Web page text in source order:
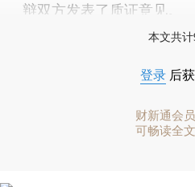
辩双方发表了质证意见。
本文共
登录 后
财新通会员
可畅读全文